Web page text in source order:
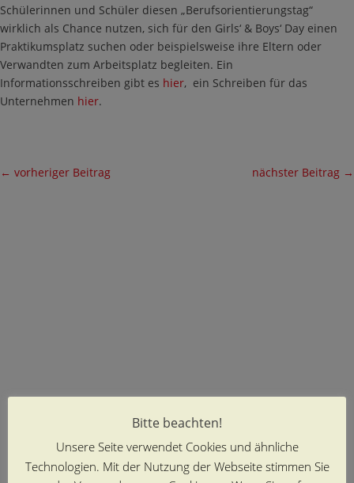
Schülerinnen und Schüler diesen „Berufsorientierungstag“
wirklich als Chance nutzen, sich für den Girls‘ & Boys‘ Day einen
Praktikumsplatz suchen oder beispielsweise ihre Eltern oder
Verwandten zum Arbeitsplatz begleiten. Ein
Informationsschreiben gibt es hier, ein Schreiben für das
Unternehmen hier.
← vorheriger Beitrag nächster Beitrag →
Bitte beachten!
Unsere Seite verwendet Cookies und ähnliche
Technologien. Mit der Nutzung der Webseite stimmen Sie